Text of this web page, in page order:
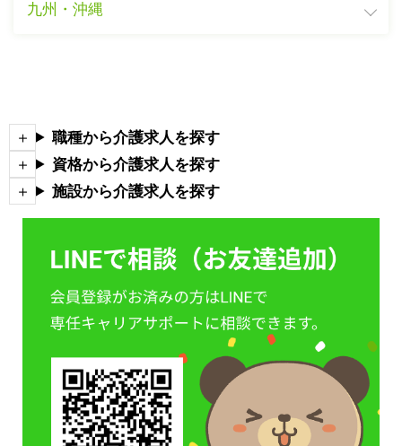
九州・沖縄
職種から介護求人を探す
資格から介護求人を探す
施設から介護求人を探す